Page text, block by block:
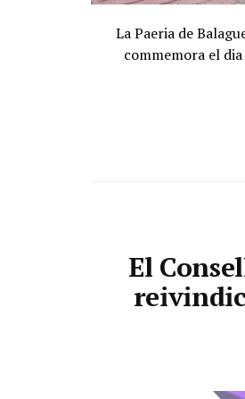
La Paeria de
commemora el
El